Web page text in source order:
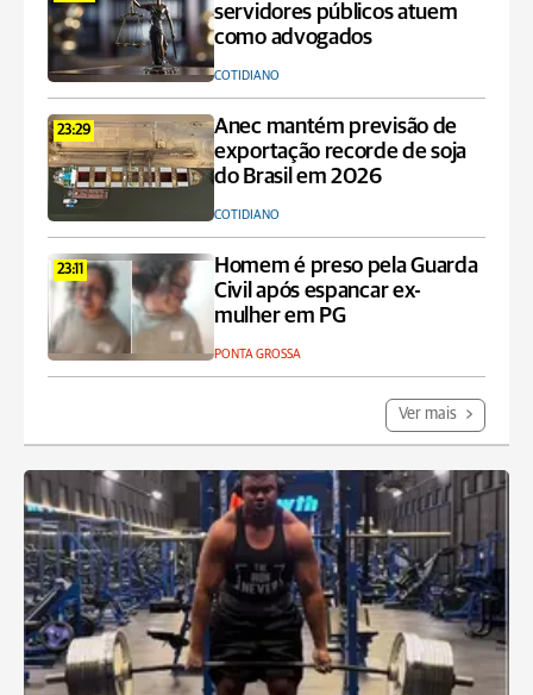
servidores públicos atuem
como advogados
COTIDIANO
23:29
Anec mantém previsão de
exportação recorde de soja
do Brasil em 2026
COTIDIANO
23:11
Homem é preso pela Guarda
Civil após espancar ex-
mulher em PG
PONTA GROSSA
Ver mais